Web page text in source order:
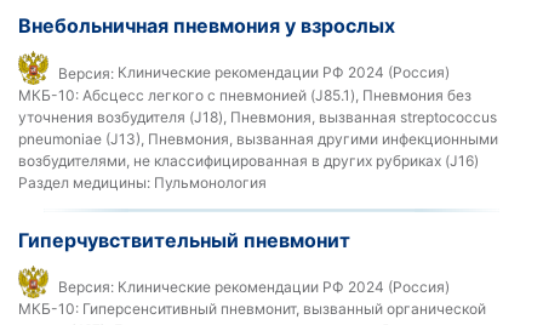
Внебольничная пневмония у взрослых
Версия: Клинические рекомендации РФ 2024 (Россия)
МКБ-10: Абсцесс легкого с пневмонией (J85.1), Пневмония без
уточнения возбудителя (J18), Пневмония, вызванная streptococcus
pneumoniae (J13), Пневмония, вызванная другими инфекционными
возбудителями, не классифицированная в других рубриках (J16)
Раздел медицины: Пульмонология
Гиперчувствительный пневмонит
Версия: Клинические рекомендации РФ 2024 (Россия)
МКБ-10: Гиперсенситивный пневмонит, вызванный органической